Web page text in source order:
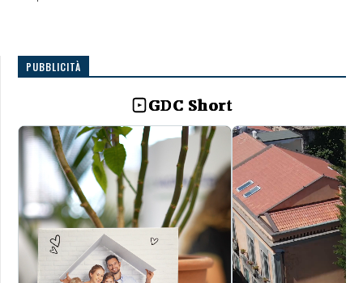
PUBBLICITÀ
GDC Short